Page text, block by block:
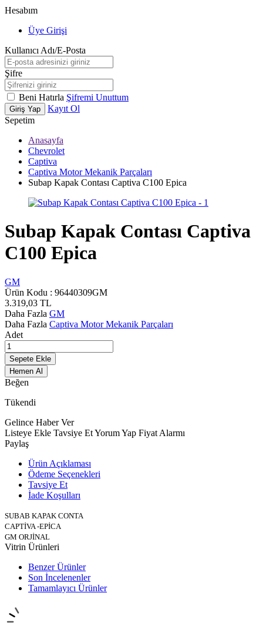
Hesabım
Üye Girişi
Kullanıcı Adı/E-Posta
Şifre
Beni Hatırla Şifremi Unuttum
Giriş Yap
Kayıt Ol
Sepetim
Anasayfa
Chevrolet
Captiva
Captiva Motor Mekanik Parçaları
Subap Kapak Contası Captiva C100 Epica
Subap Kapak Contası Captiva
C100 Epica
GM
Ürün Kodu : 96440309GM
3.319,03 TL
Daha Fazla GM
Daha Fazla Captiva Motor Mekanik Parçaları
Adet
Sepete Ekle
Hemen Al
Beğen
Tükendi
Gelince Haber Ver
Listeye Ekle Tavsiye EtYorum Yap Fiyat Alarmı
Paylaş
Ürün Açıklaması
Ödeme Seçenekleri
Tavsiye Et
İade Koşulları
SUBAB KAPAK CONTA
CAPTİVA -EPİCA
GM ORJİNAL
Vitrin Ürünleri
Benzer Ürünler
Son İncelenenler
Tamamlayıcı Ürünler